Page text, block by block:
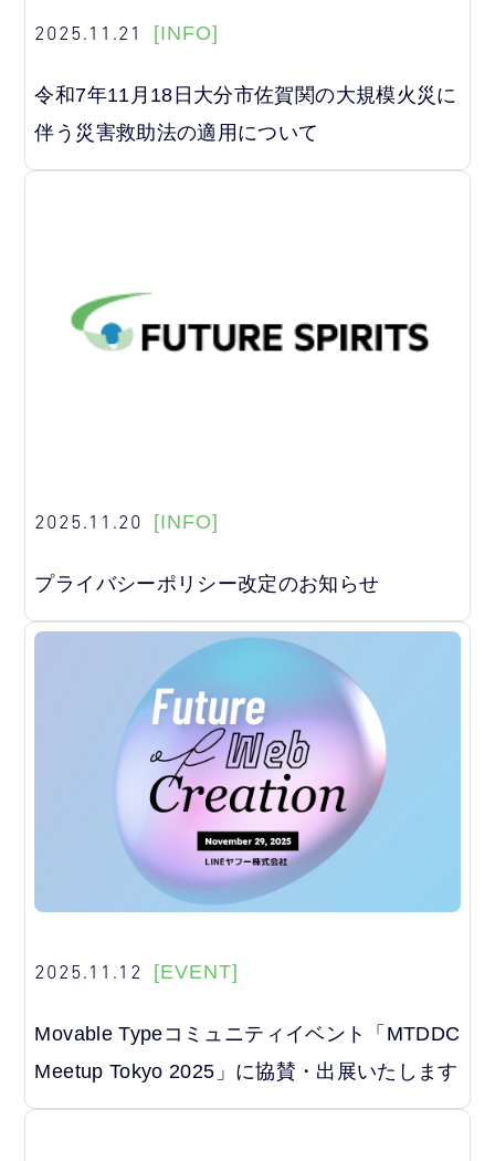
2025.11.21 [INFO]
令和7年11月18日大分市佐賀関の大規模火災に
伴う災害救助法の適用について
2025.11.20 [INFO]
プライバシーポリシー改定のお知らせ
2025.11.12 [EVENT]
Movable Typeコミュニティイベント「MTDDC
Meetup Tokyo 2025」に協賛・出展いたします